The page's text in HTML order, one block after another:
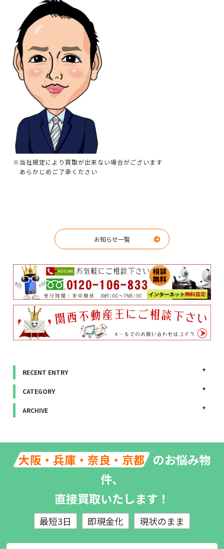
※当社規定により買取が出来ない場合がございます
あらかじめご了承ください
お知らせ一覧
RECENT ENTRY
CATEGORY
ARCHIVE
大阪・兵庫・奈良・京都 のお悩み物
件、
直接買取いたします！
最短3日 即現金化 現状のまま